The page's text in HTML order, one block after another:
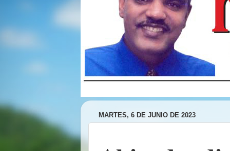
MARTES, 6 DE JUNIO DE 2023